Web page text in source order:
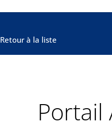
Retour à la liste
Portail